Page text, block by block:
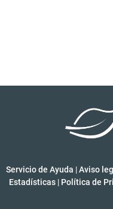
Servicio de Ayuda |Aviso
Estadísticas | Política de